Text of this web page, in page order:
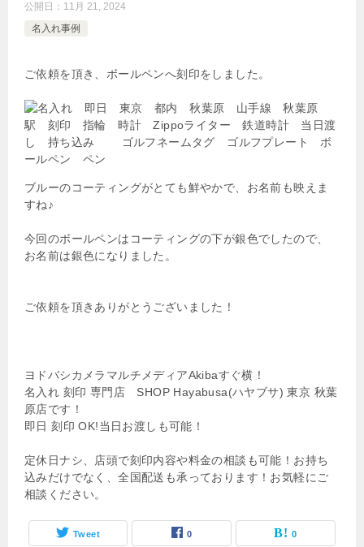
公開日： 11月 21, 2024
名入れ事例
ご依頼を頂き、ボールペンへ刻印をしました。
ブルーのコーティングがとても鮮やかで、お名前も映えま
すね♪
今回のボールペンはコーティングの下が銀色でしたので、
お名前は銀色になりました。
ご依頼を頂きありがとうございました！
ヨドバシカメラマルチメディアAkibaすぐ横！
名入れ 刻印 専門店 SHOP Hayabusa(ハヤブサ) 東京 秋葉
原店です！
即日 刻印 OK!当日お渡しも可能！
定休日ナシ、店頭で刻印内容や料金の相談も可能！お持ち
込みだけでなく、全国配送も承っております！お気軽にご
相談ください。
Tweet 0 0